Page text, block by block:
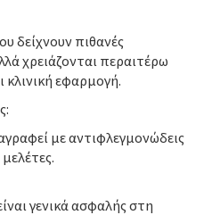
δείχνουν πιθανές
χρειάζονται περαιτέρω
κλινική εφαρμογή.
με αντιφλεγμονώδεις
γενικά ασφαλής στη